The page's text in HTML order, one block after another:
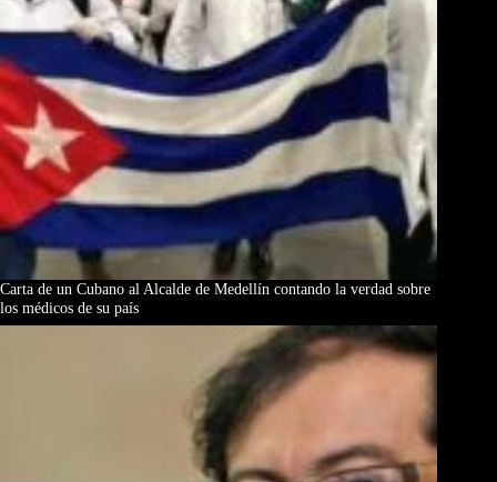
Carta de un Cubano al Alcalde de Medellín contando la verdad sobre
los médicos de su país